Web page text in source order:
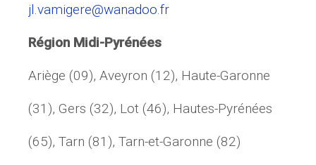
jl.vamigere@wanadoo.fr
Région Midi-Pyrénées
Ariège (09), Aveyron (12), Haute-Garonne
(31), Gers (32), Lot (46), Hautes-Pyrénées
(65), Tarn (81), Tarn-et-Garonne (82)